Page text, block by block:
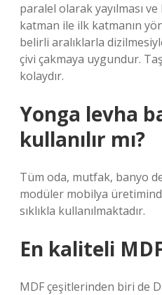
paralel olarak yayılması
katman ile ilk katmanın
belirli aralıklarla
çivi çakmaya uygundur.
kolaydır.
Yonga levha
kullanılır mı?
Tüm oda, mutfak, banyo
modüler mobilya
sıklıkla kullanılmaktadır.
En kaliteli
MDF çeşitlerinden biri de